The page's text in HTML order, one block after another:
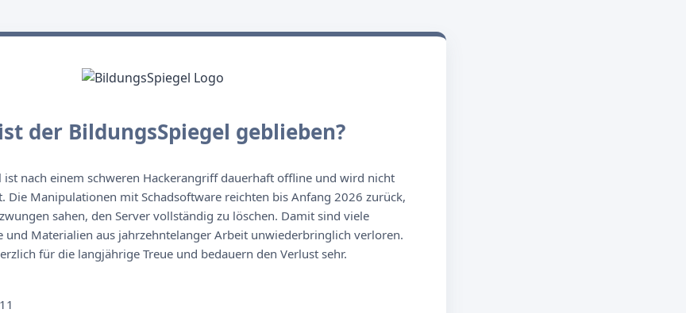
der BildungsSpiegel geblieben?
ist nach einem schweren Hackerangriff dauerhaft offline und wird nicht
Die Manipulationen mit Schadsoftware reichten bis Anfang 2026 zurück,
sahen, den Server vollständig zu löschen. Damit sind viele
und Materialien aus jahrzehntelanger Arbeit unwiederbringlich verloren.
für die langjährige Treue und bedauern den Verlust sehr.